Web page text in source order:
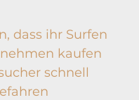
dass ihr Surfen
kaufen
schnell